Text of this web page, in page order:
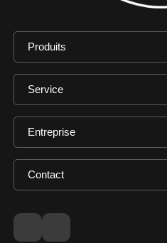
Produits
Service
Entreprise
Contact